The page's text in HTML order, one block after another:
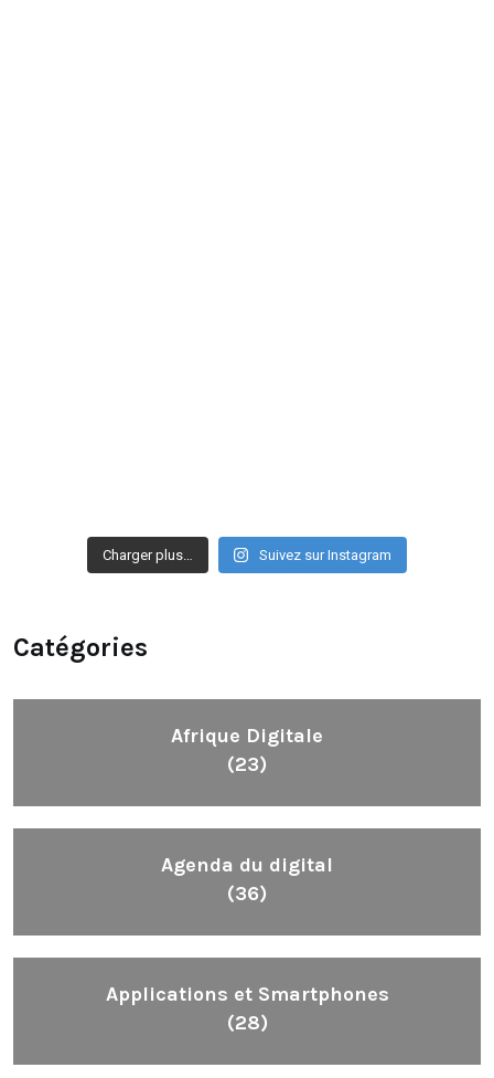
Charger plus… Suivez sur Instagram
Catégories
Afrique Digitale
(23)
Agenda du digital
(36)
Applications et Smartphones
(28)